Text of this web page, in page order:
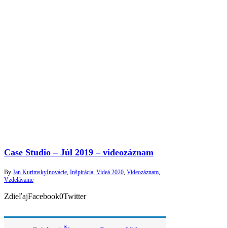
Case Studio – Júl 2019 – videozáznam
By Jan KurimskyInovácie, Inšpirácia, Videá 2020, Videozáznam,
Vzdelávanie
ZdieľajFacebook0Twitter